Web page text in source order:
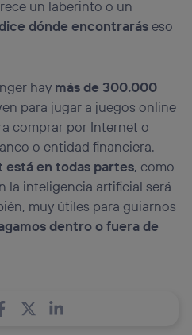
un laberinto o un
dónde encontraráseso
hay más de 300.000
para jugar a juegos online
comprar por Internet o
o entidad financiera.
está en todas partes, como
la inteligencia artificial será
muy útiles para guiarnos
dentro o fuera de